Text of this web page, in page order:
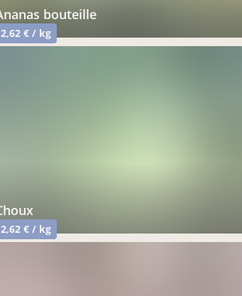
ananas bouteille
2,62 € / kg
choux
2,62 € / kg